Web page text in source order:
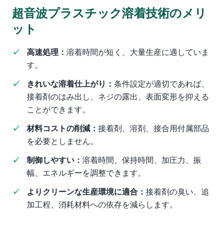
超音波プラスチック溶着技術のメリ
ット
高速処理： 溶着時間が短く、大量生産に適していま
す。
きれいな溶着仕上がり： 条件設定が適切であれば、
接着剤のはみ出し、ネジの露出、表面変形を抑える
ことができます。
材料コストの削減： 接着剤、溶剤、接合用付属部品
を必要としません。
制御しやすい： 溶着時間、保持時間、加圧力、振
幅、エネルギーを調整できます。
よりクリーンな生産環境に適合： 接着剤の臭い、追
加工程、消耗材料への依存を減らします。